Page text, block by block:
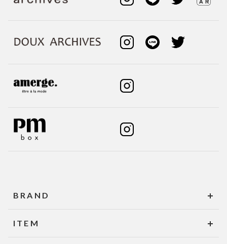
BRAND
ITEM